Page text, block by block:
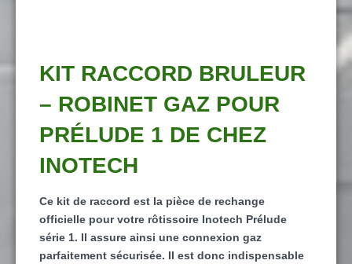
KIT RACCORD BRULEUR
– ROBINET GAZ POUR
PRÉLUDE 1 DE CHEZ
INOTECH
Ce kit de raccord est la pièce de rechange
officielle pour votre rôtissoire Inotech Prélude
série 1. Il assure ainsi une connexion gaz
parfaitement sécurisée. Il est donc indispensable